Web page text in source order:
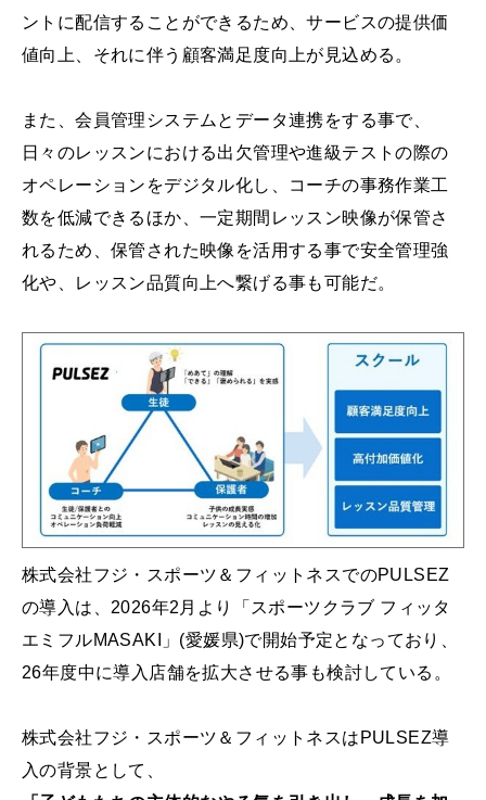
ントに配信することができるため、サービスの提供価
値向上、それに伴う顧客満足度向上が見込める。
また、会員管理システムとデータ連携をする事で、
日々のレッスンにおける出欠管理や進級テストの際の
オペレーションをデジタル化し、コーチの事務作業工
数を低減できるほか、一定期間レッスン映像が保管さ
れるため、保管された映像を活用する事で安全管理強
化や、レッスン品質向上へ繋げる事も可能だ。
株式会社フジ・スポーツ＆フィットネスでのPULSEZ
の導入は、2026年2月より「スポーツクラブ フィッタ
エミフルMASAKI」(愛媛県)で開始予定となっており、
26年度中に導入店舗を拡大させる事も検討している。
株式会社フジ・スポーツ＆フィットネスはPULSEZ導
入の背景として、